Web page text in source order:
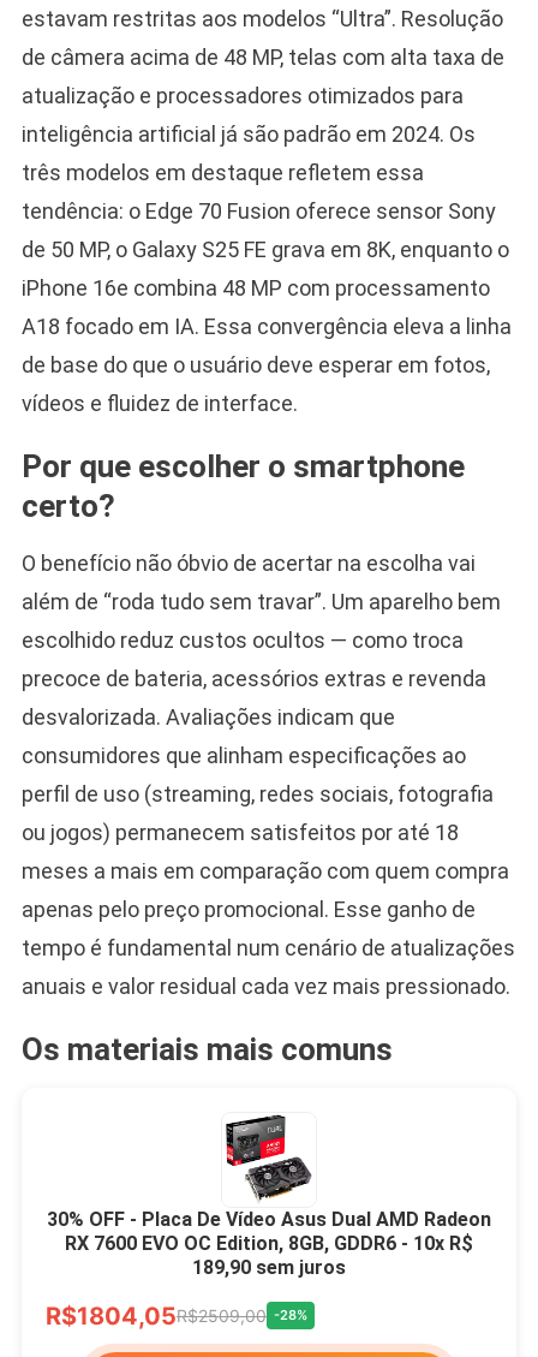
estavam restritas aos modelos “Ultra”. Resolução
de câmera acima de 48 MP, telas com alta taxa de
atualização e processadores otimizados para
inteligência artificial já são padrão em 2024. Os
três modelos em destaque refletem essa
tendência: o Edge 70 Fusion oferece sensor Sony
de 50 MP, o Galaxy S25 FE grava em 8K, enquanto o
iPhone 16e combina 48 MP com processamento
A18 focado em IA. Essa convergência eleva a linha
de base do que o usuário deve esperar em fotos,
vídeos e fluidez de interface.
Por que escolher o smartphone
certo?
O benefício não óbvio de acertar na escolha vai
além de “roda tudo sem travar”. Um aparelho bem
escolhido reduz custos ocultos — como troca
precoce de bateria, acessórios extras e revenda
desvalorizada. Avaliações indicam que
consumidores que alinham especificações ao
perfil de uso (streaming, redes sociais, fotografia
ou jogos) permanecem satisfeitos por até 18
meses a mais em comparação com quem compra
apenas pelo preço promocional. Esse ganho de
tempo é fundamental num cenário de atualizações
anuais e valor residual cada vez mais pressionado.
Os materiais mais comuns
30% OFF - Placa De Vídeo Asus Dual AMD Radeon
RX 7600 EVO OC Edition, 8GB, GDDR6 - 10x R$
189,90 sem juros
R$1804,05R$2509,00 -28%